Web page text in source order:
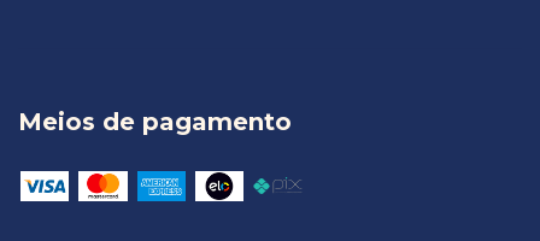
Meios de pagamento